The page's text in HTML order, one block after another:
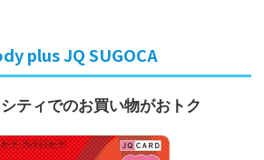
plus JQ SUGOCA
ティでのお買い物がおトク